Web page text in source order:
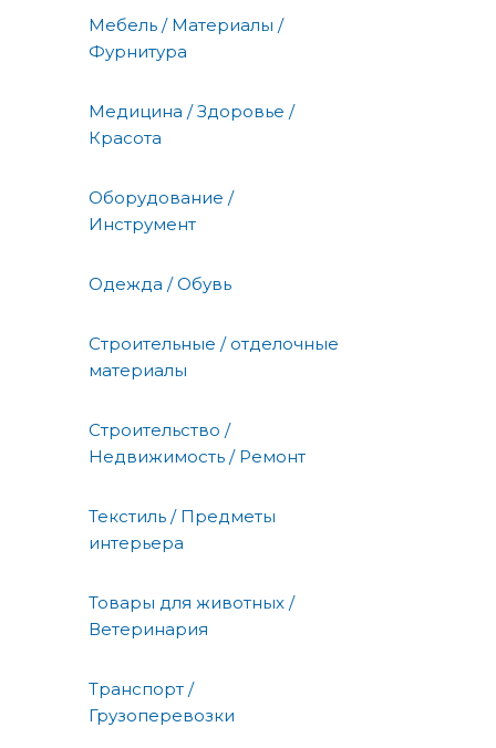
Мебель / Материалы /
Фурнитура
Медицина / Здоровье /
Красота
Оборудование /
Инструмент
Одежда / Обувь
Строительные / отделочные
материалы
Строительство /
Недвижимость / Ремонт
Текстиль / Предметы
интерьера
Товары для животных /
Ветеринария
Транспорт /
Грузоперевозки